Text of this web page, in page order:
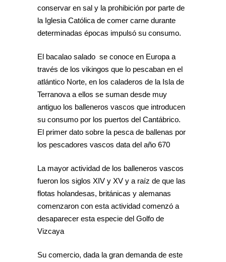
conservar en sal y la prohibición por parte de
la Iglesia Católica de comer carne durante
determinadas épocas impulsó su consumo.
El bacalao salado se conoce en Europa a
través de los vikingos que lo pescaban en el
atlántico Norte, en los caladeros de la Isla de
Terranova a ellos se suman desde muy
antiguo los balleneros vascos que introducen
su consumo por los puertos del Cantábrico.
El primer dato sobre la pesca de ballenas por
los pescadores vascos data del año 670
La mayor actividad de los balleneros vascos
fueron los siglos XIV y XV y a raíz de que las
flotas holandesas, británicas y alemanas
comenzaron con esta actividad comenzó a
desaparecer esta especie del Golfo de
Vizcaya
Su comercio, dada la gran demanda de este